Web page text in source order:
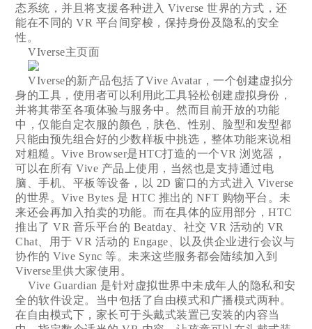
态系统，并且将支援各种进入 Viverse 世界的方式，还
能在不同的 VR 平台间穿梭，保持身份及隐私的安全
性。
VIverse主页面
VIverse的新产品包括了Vive Avatar，一个创建虚拟分
身的工具，使用者可以利用此工具轻松创建虚拟身份，
并将其带至各项体验与服务中。然而目前开放的功能
中，仅能自定衣服的颜色，肤色、性别、脸型和发型都
只能由预先组合好的少数样板中挑选，整体功能来说相
对粗糙。Vive Browser是HTC打造的一个VR 浏览器，
可以在所有 Vive 产品上使用，当然也是支持通过电
脑、手机、平板等设备，以 2D 窗口的方式进入 Viverse
的世界。Vive Bytes 是 HTC 推出的 NFT 购物平台。未
来还会再加入拍卖的功能。而在具体的应用部分，HTC
推出了 VR 音乐平台的 Beatday、社交 VR 活动的 VR
Chat、用于 VR 活动的 Engage、以及供企业进行会议与
协作的 Vive Sync 等。未来这些服务都会陆续加入到
Viverse里供大家使用。
Vive Guardian 是针对虚拟世界中未成年人的隐私和安
全的软件设定。当中包括了自由模式和广播模式两种。
在自由模式下，家长可于头戴式装置已安装的内容当